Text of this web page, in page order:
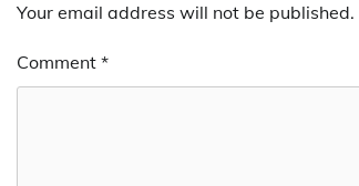
Your email address will not be published.
Comment *